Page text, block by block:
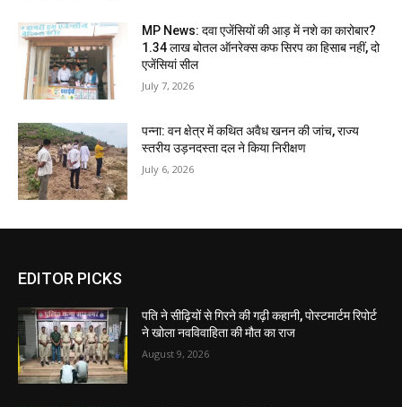
MP News: दवा एजेंसियों की आड़ में नशे का कारोबार?
1.34 लाख बोतल ऑनरेक्स कफ सिरप का हिसाब नहीं, दो
एजेंसियां सील
July 7, 2026
पन्ना: वन क्षेत्र में कथित अवैध खनन की जांच, राज्य
स्तरीय उड़नदस्ता दल ने किया निरीक्षण
July 6, 2026
EDITOR PICKS
पति ने सीढ़ियों से गिरने की गढ़ी कहानी, पोस्टमार्टम रिपोर्ट
ने खोला नवविवाहिता की मौत का राज
August 9, 2026